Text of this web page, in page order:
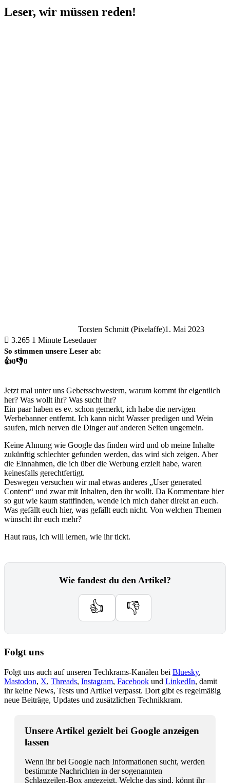
Leser, wir müssen reden!
Torsten Schmitt (Pixelaffe)1. Mai 2023
3.265 1 Minute Lesedauer
So stimmen unsere Leser ab:
👍0👎0
Jetzt mal unter uns Gebetsschwestern, warum kommt ihr eigentlich
her? Was wollt ihr? Was sucht ihr?
Ein paar haben es ev. schon gemerkt, ich habe die nervigen
Werbebanner entfernt. Ich kann nicht Wasser predigen und Wein
saufen, mich nerven die Dinger auf anderen Seiten ungemein.
Keine Ahnung wie Google das finden wird und ob meine Inhalte
zukünftig schlechter gefunden werden, das wird sich zeigen. Aber
die Einnahmen, die ich über die Werbung erzielt habe, waren
keinesfalls gerechtfertigt.
Deswegen versuchen wir mal etwas anderes „User generated
Content“ und zwar mit Inhalten, den ihr wollt. Da Kommentare hier
so gut wie kaum stattfinden, wende ich mich daher direkt an euch.
Was gefällt euch hier, was gefällt euch nicht. Von welchen Themen
wünscht ihr euch mehr?
Haut raus, ich will lernen, wie ihr tickt.
Wie fandest du den Artikel?
👍 👎
Folgt uns
Folgt uns auch auf unseren Techkrams-Kanälen bei Bluesky,
Mastodon, X, Threads, Instagram, Facebook und LinkedIn, damit
ihr keine News, Tests und Artikel verpasst. Dort gibt es regelmäßig
neue Beiträge, Updates und zusätzlichen Technikkram.
Unsere Artikel gezielt bei Google anzeigen
lassen
Wenn ihr bei Google nach Informationen sucht, werden
bestimmte Nachrichten in der sogenannten
Schlagzeilen-Box angezeigt. Welche das sind, könnt ihr